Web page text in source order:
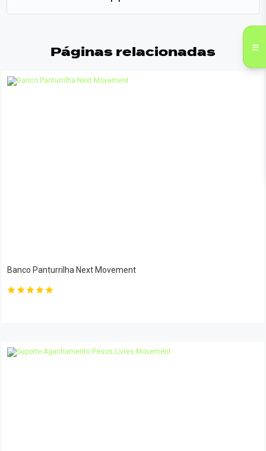
Páginas relacionadas
Banco Panturrilha Next Movement